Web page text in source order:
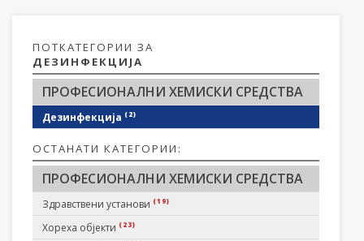
ПОТКАТЕГОРИИ ЗА
ДЕЗИНФЕКЦИЈА
ПРОФЕСИОНАЛНИ ХЕМИСКИ СРЕДСТВА
Дезинфекција (2)
ОСТАНАТИ КАТЕГОРИИ:
ПРОФЕСИОНАЛНИ ХЕМИСКИ СРЕДСТВА
Здравствени установи (19)
Хореха објекти (23)